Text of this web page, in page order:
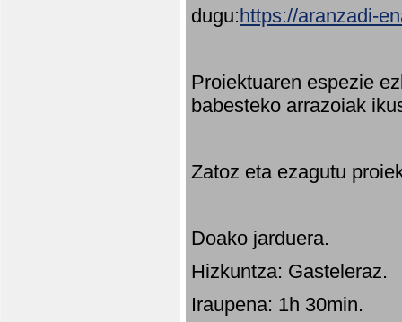
dugu:https://aranzadi-
Proiektuaren espezie
babesteko arrazoiak
Zatoz eta ezagutu
Doako jarduera.
Hizkuntza: Gasteleraz.
Iraupena: 1h 30min.